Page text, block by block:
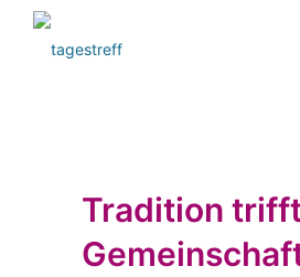
Tradition